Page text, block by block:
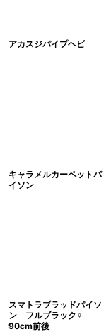
アカスジパイプヘビ
キャラメルカーペットパ
イソン
スマトラブラッドパイソ
ン フルブラック♀
90cm前後